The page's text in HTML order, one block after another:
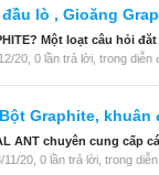
lò , Gioăng
Một loạt câu hỏi
20 , 0 lần trả lời, trong diễn
Graphite,
ANT chuyên cung
11/20 , 0 lần trả lời, trong